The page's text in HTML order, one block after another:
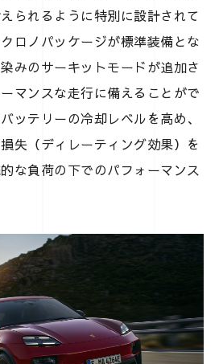
られるように特別に設計されて
ロノパッケージが標準装備とな
みのサーキットモードが追加さ
マンスな走行に備えることがで
ッテリーの冷却レベルを高め、
失（ディレーティング効果）を
な負荷の下でのパフォーマンス